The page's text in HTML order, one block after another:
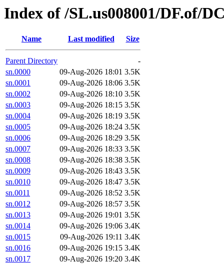
Index of /SL.us008001/DF.of/
Name Last modified Size
Parent Directory
-
sn.0000
09-Aug-2026 18:01 3.5K
sn.0001
09-Aug-2026 18:06 3.5K
sn.0002
09-Aug-2026 18:10 3.5K
sn.0003
09-Aug-2026 18:15 3.5K
sn.0004
09-Aug-2026 18:19 3.5K
sn.0005
09-Aug-2026 18:24 3.5K
sn.0006
09-Aug-2026 18:29 3.5K
sn.0007
09-Aug-2026 18:33 3.5K
sn.0008
09-Aug-2026 18:38 3.5K
sn.0009
09-Aug-2026 18:43 3.5K
sn.0010
09-Aug-2026 18:47 3.5K
sn.0011
09-Aug-2026 18:52 3.5K
sn.0012
09-Aug-2026 18:57 3.5K
sn.0013
09-Aug-2026 19:01 3.5K
sn.0014
09-Aug-2026 19:06 3.4K
sn.0015
09-Aug-2026 19:11 3.4K
sn.0016
09-Aug-2026 19:15 3.4K
sn.0017
09-Aug-2026 19:20 3.4K